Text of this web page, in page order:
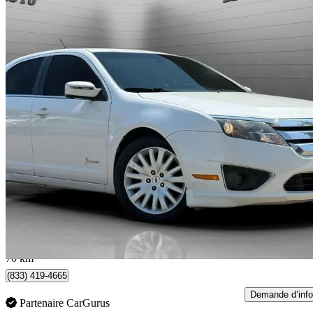
2011 Ford Fusion Hybrid
243 000 km
4 999 $ Affaire
88 $/mois env.
70 km
(833) 419-4665
Partenaire CarGurus
Demande d’info